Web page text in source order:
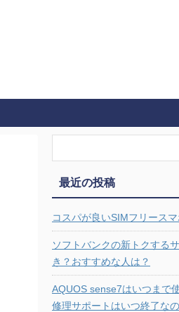
最近の投稿
コスパが良いSIMフリース
ソフトバンクの新トクする
き？おすすめな人は？
AQUOS sense7はいつまで
修理サポートはいつ終了な